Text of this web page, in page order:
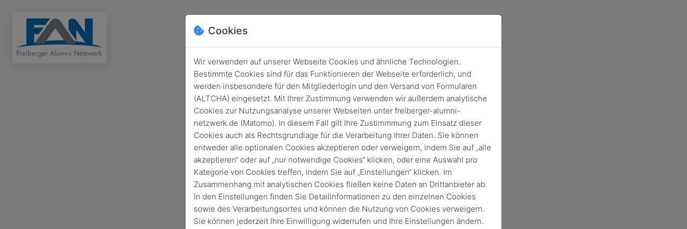
Login
Keine Zugangsdaten?
Cookies
Wir verwenden auf unserer Webseite Cookies und ähnliche Technologien.
Bestimmte Cookies sind für das Funktionieren der Webseite erforderlich, und
werden insbesondere für den Mitgliederlogin und den Versand von Formularen
(ALTCHA) eingesetzt. Mit Ihrer Zustimmung verwenden wir außerdem analytische
Cookies zur Nutzungsanalyse unserer Webseiten unter freiberger-alumni-
netzwerk.de (Matomo). In diesem Fall gilt Ihre Zustimmmung zum Einsatz dieser
Cookies auch als Rechtsgrundlage für die Verarbeitung Ihrer Daten. Sie können
entweder alle optionalen Cookies akzeptieren oder verweigern, indem Sie auf „alle
akzeptieren“ oder auf „nur notwendige Cookies“ klicken, oder eine Auswahl pro
Kategorie von Cookies treffen, indem Sie auf „Einstellungen“ klicken. Im
Zusammenhang mit analytischen Cookies fließen keine Daten an Drittanbieter ab.
In den Einstellungen finden Sie Detailinformationen zu den einzelnen Cookies
sowie des Verarbeitungsortes und können die Nutzung von Cookies verweigern.
Sie können jederzeit Ihre Einwilligung widerrufen und Ihre Einstellungen ändern.